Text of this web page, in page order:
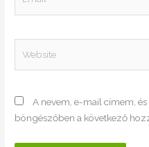
A nevem, e-mail címem,
böngészőben a következő